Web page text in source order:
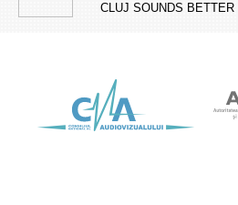
CLUJ SOUNDS BETTER